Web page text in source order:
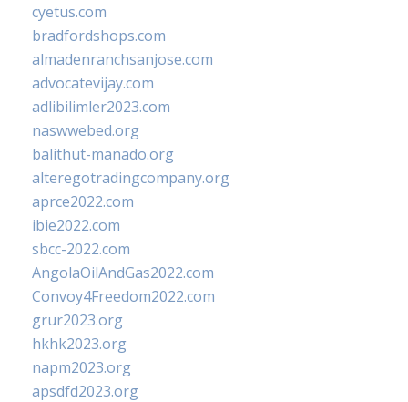
cyetus.com
bradfordshops.com
almadenranchsanjose.com
advocatevijay.com
adlibilimler2023.com
naswwebed.org
balithut-manado.org
alteregotradingcompany.org
aprce2022.com
ibie2022.com
sbcc-2022.com
AngolaOilAndGas2022.com
Convoy4Freedom2022.com
grur2023.org
hkhk2023.org
napm2023.org
apsdfd2023.org